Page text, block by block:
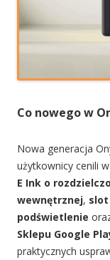
Co nowego w
Nowa generacja
użytkownicy cenili
E Ink o
wewnętrznej, slot
podświetlenie
Sklepu Google
praktycznych